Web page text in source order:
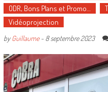
ODR, Bons Plans et Promo…
Vidéoprojection
byGuillaume- 8 septembre 2023